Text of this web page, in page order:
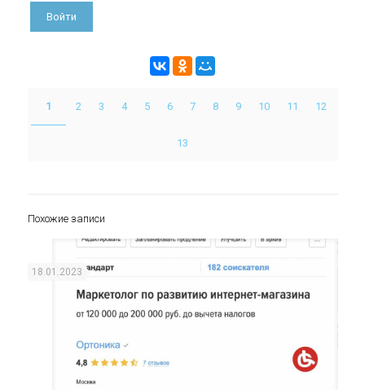
1 2 3 4 5 6 7 8 9 10 11 12
13
Похожие записи
18.01.2023